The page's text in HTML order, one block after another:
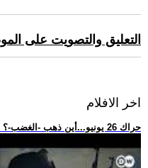
التعليق والتصويت على
اخر الافلام
.. حراك 26 يونيو...أين ذهب -الغضب-؟